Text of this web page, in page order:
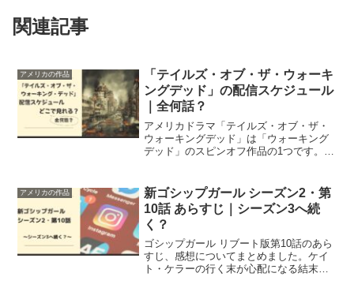
関連記事
アメリカの作品
「テイルズ・オブ・ザ・ウォーキ
ングデッド」の配信スケジュール
｜全何話？
アメリカドラマ「テイルズ・オブ・ザ・
ウォーキングデッド」は「ウォーキング
デッド」のスピンオフ作品の1つです。配
アメリカの作品
新ゴシップガール シーズン2・第
10話 あらすじ｜シーズン3へ続
く？
ゴシップガール リブート版第10話のあら
すじ、感想についてまとめました。ケイ
ト・ケラーの行く末が心配になる結末で